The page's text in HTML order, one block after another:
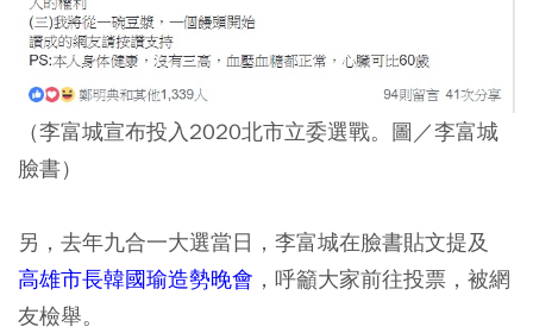
（李富城宣布投入2020北市立委選戰。圖／李富城
臉書）
另，去年九合一大選當日，李富城在臉書貼文提及
高雄市長韓國瑜造勢晚會 ，呼籲大家前往投票，被網
友檢舉。